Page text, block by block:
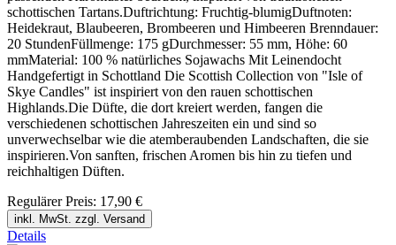
schottischen Tartans.Duftrichtung: Fruchtig-blumigDuftnoten:
Heidekraut, Blaubeeren, Brombeeren und Himbeeren Brenndauer:
20 StundenFüllmenge: 175 gDurchmesser: 55 mm, Höhe: 60
mmMaterial: 100 % natürliches Sojawachs Mit Leinendocht
Handgefertigt in Schottland Die Scottish Collection von "Isle of
Skye Candles" ist inspiriert von den rauen schottischen
Highlands.Die Düfte, die dort kreiert werden, fangen die
verschiedenen schottischen Jahreszeiten ein und sind so
unverwechselbar wie die atemberaubenden Landschaften, die sie
inspirieren.Von sanften, frischen Aromen bis hin zu tiefen und
reichhaltigen Düften.
Regulärer Preis: 17,90 €
inkl. MwSt. zzgl. Versand
Details